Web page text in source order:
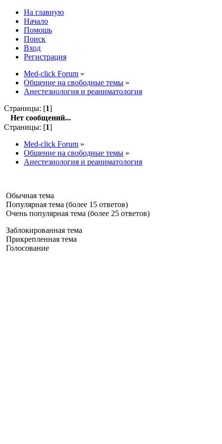
На главную
Начало
Помощь
Поиск
Вход
Регистрация
Med-click Forum »
Общение на свободные темы »
Анестезиология и реаниматология
Страницы: [1]
Нет сообщений...
Страницы: [1]
Med-click Forum »
Общение на свободные темы »
Анестезиология и реаниматология
Обычная тема
Популярная тема (более 15 ответов)
Очень популярная тема (более 25 ответов)
Заблокированная тема
Прикрепленная тема
Голосование